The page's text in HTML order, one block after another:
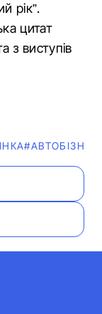
рік”.
цитат
з виступів
#АВТОБІЗНЕС